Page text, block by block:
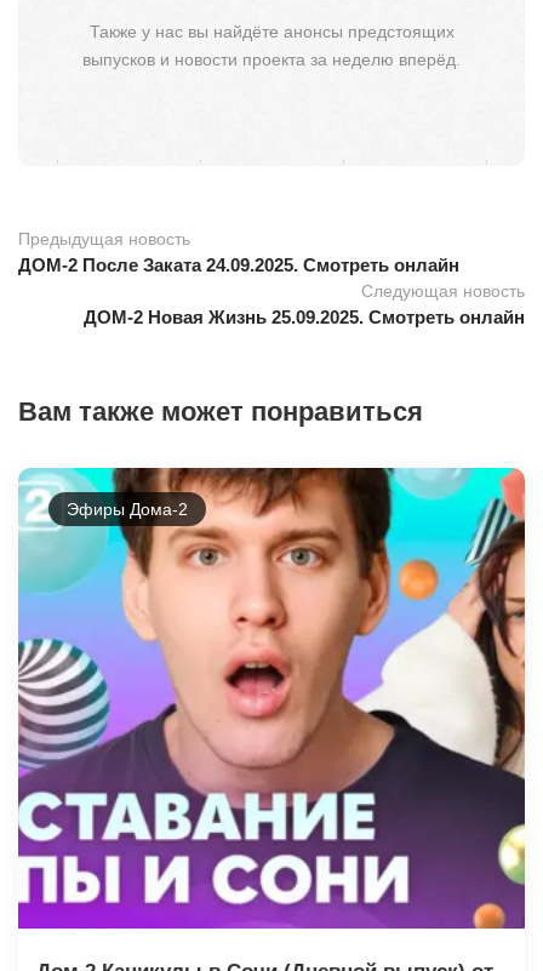
Также у нас вы найдёте анонсы предстоящих
выпусков и новости проекта за неделю вперёд.
Предыдущая новость
ДОМ-2 После Заката 24.09.2025. Смотреть онлайн
Следующая новость
ДОМ-2 Новая Жизнь 25.09.2025. Смотреть онлайн
Вам также может понравиться
Эфиры Дома-2